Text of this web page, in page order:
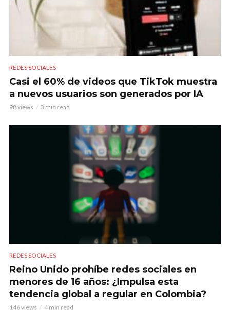
REDES SOCIALES
Casi el 60% de videos que TikTok muestra
a nuevos usuarios son generados por IA
98 views 3 min read
REDES SOCIALES
Reino Unido prohíbe redes sociales en
menores de 16 años: ¿Impulsa esta
tendencia global a regular en Colombia?
146 views 4 min read